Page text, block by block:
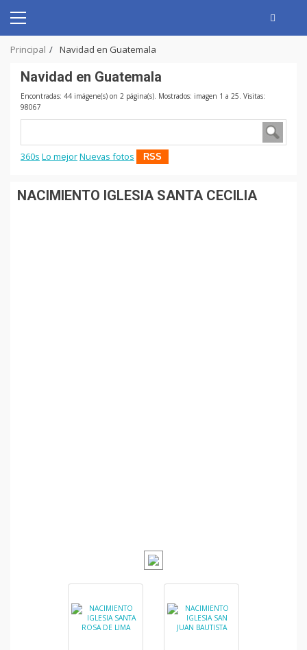
content
Primary
Principal Navidad en Guatemala
Navidad en Guatemala
Encontradas: 44 imágene(s) on 2 página(s). Mostrados: imagen 1 a 25. Visitas:
98067
360s Lo mejorNuevas fotos RSS
NACIMIENTO IGLESIA SANTA CECILIA